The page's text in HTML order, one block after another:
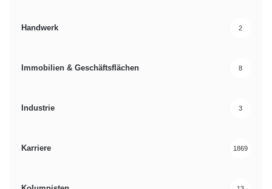
Handwerk 2
Immobilien & Geschäftsflächen 8
Industrie 3
Karriere 1869